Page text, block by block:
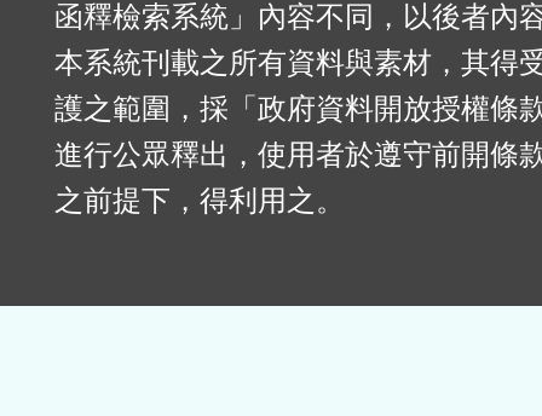
函釋檢索系統」內容不同，以後者內
本系統刊載之所有資料與素材，其得
護之範圍，採「政府資料開放授權條
進行公眾釋出，使用者於遵守前開條
之前提下，得利用之。